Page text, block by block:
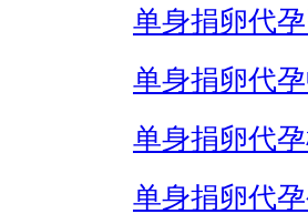
单身捐卵代
单身捐卵代
单身捐卵代
单身捐卵代孕